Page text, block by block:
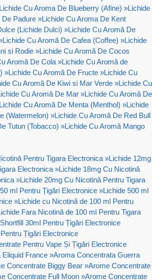
Lichide Cu Aroma De Blueberry (Afine) »Lichide
Padure »Lichide Cu Aroma De Kent
(Lichide Dulci) »Lichide Cu Aromă De
Lichide Cu Aromă De Cafea (Coffee) »Lichide
si Rodie »Lichide Cu Aromă De Cocos
Aromă De Cola »Lichide Cu Aromă de
»Lichide Cu Aromă De Fructe »Lichide Cu
Cu Aromă De Kiwi si Mar Verde »Lichide Cu
Cu Aromă De Mar »Lichide Cu Aromă De
Lichide Cu Aromă De Menta (Menthol) »Lichide
(Watermelon) »Lichide Cu Aromă De Red Bull
Tutun (Tobacco) »Lichide Cu Aromă Mango
Pentru Tigara Electronica »Lichide 12mg
Electronica »Lichide 18mg Cu Nicotină
»Lichide 20mg Cu Nicotină Pentru Tigara
ml Pentru Țigări Electronice »Lichide 500 ml
»Lichide cu Nicotină de 100 ml Pentru
Fara Nicotină de 100 ml Pentru Tigara
30ml Pentru Țigări Electronice
Țigări Electronice
Pentru Vape Și Țigări Electronice
France »Aroma Concentrata Guerra
Concentrate Biggy Bear »Arome Concentrate
Concentrate Full Moon »Arome Concentrate